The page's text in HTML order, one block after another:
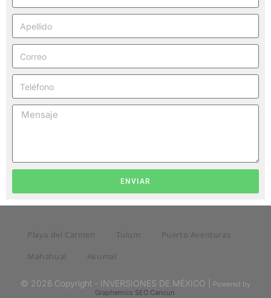
ENVIAR
Playa del Carmen Tulum
Puerto Aventuras
Mahahual
Akumal
© 2026 Copyright - INVERSIONES DE MÉXICO |
Powered by
Graphemics SEO Cancun